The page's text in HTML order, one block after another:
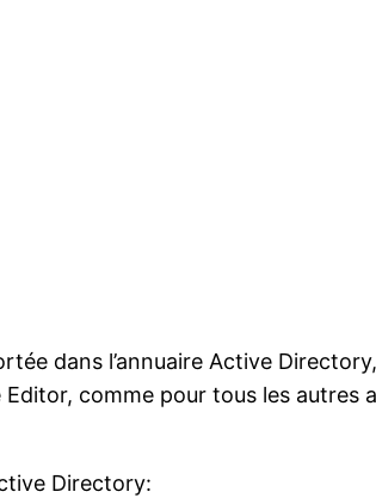
dans l’annuaire Active
comme pour tous les
Directory: